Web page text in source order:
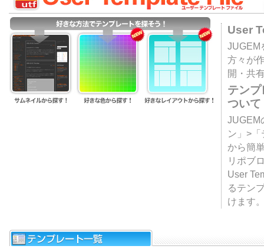
User
JUGEM
方々が
開・共
テン
ついて
JUGEM
ン」>
から簡
リポブ
User
るテン
けます